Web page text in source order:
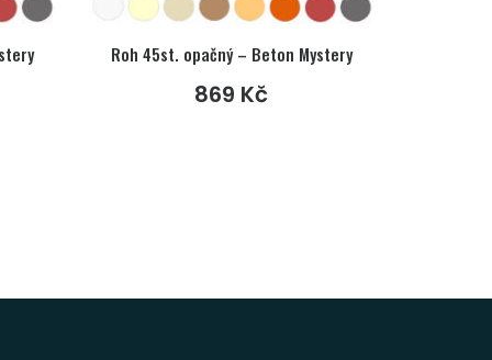
Roh 45st. opačný – Beton Mystery
869 Kč